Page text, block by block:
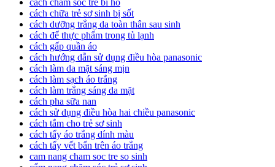
cach cham soc tre bi ho
cách chữa trẻ sơ sinh bị sốt
cách dưỡng trắng da toàn thân sau sinh
cách để thực phẩm trong tủ lạnh
cách gấp quần áo
cách hướng dẫn sử dụng điều hòa panasonic
cách làm da mặt sáng mịn
cách làm sạch áo trắng
cách làm trắng sáng da mặt
cách pha sữa nan
cách sử dụng điều hòa hai chiều panasonic
cách tắm cho trẻ sơ sinh
cách tẩy áo trắng dính màu
cách tẩy vết bẩn trên áo trắng
cam nang cham soc tre so sinh